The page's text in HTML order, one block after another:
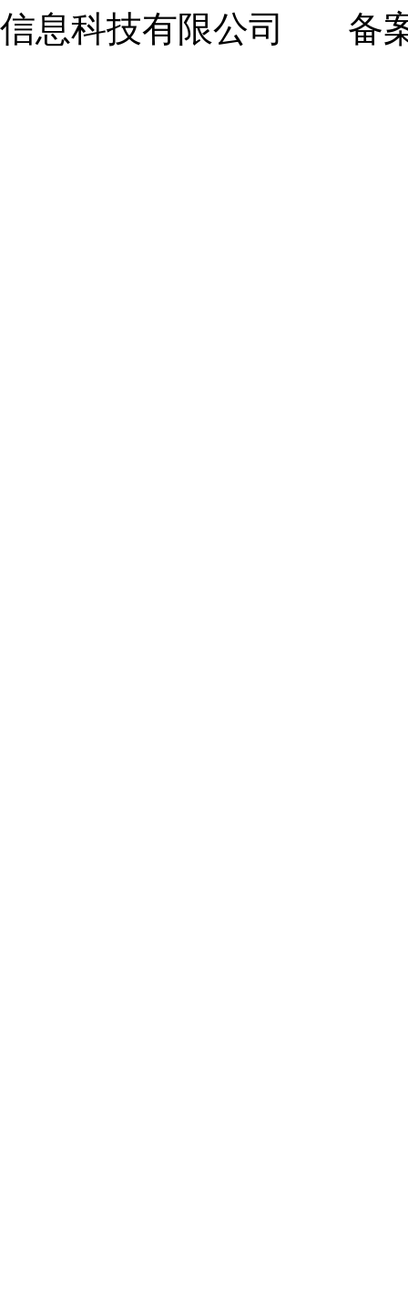
信息科技有限公司
备案